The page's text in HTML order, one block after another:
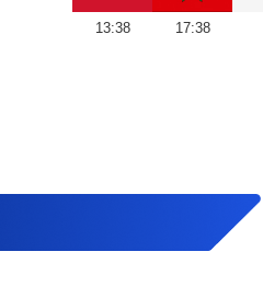
13:38 17:38